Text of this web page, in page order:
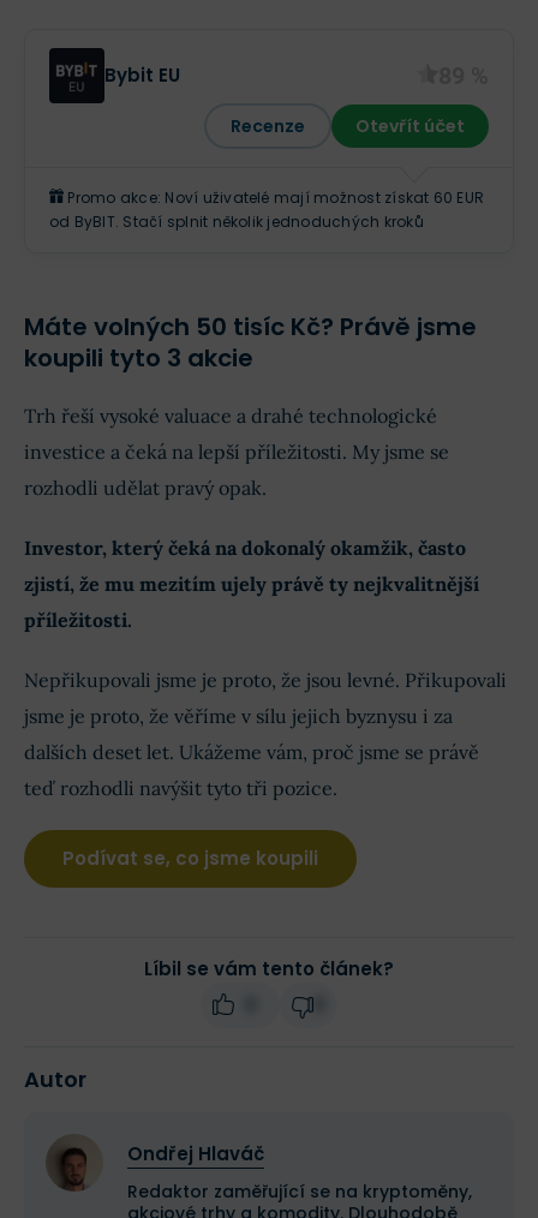
Bybit EU
Recenze Otevřít účet
Promo akce: Noví uživatelé mají možnost získat 60 EUR
od ByBIT. Stačí splnit několik jednoduchých kroků
Máte volných 50 tisíc Kč? Právě jsme
koupili tyto 3 akcie
Trh řeší vysoké valuace a drahé technologické
investice a čeká na lepší příležitosti. My jsme se
rozhodli udělat pravý opak.
Investor, který čeká na dokonalý okamžik, často
zjistí, že mu mezitím ujely právě ty nejkvalitnější
příležitosti.
Nepřikupovali jsme je proto, že jsou levné. Přikupovali
jsme je proto, že věříme v sílu jejich byznysu i za
dalších deset let. Ukážeme vám, proč jsme se právě
teď rozhodli navýšit tyto tři pozice.
Podívat se, co jsme koupili
Líbil se vám tento článek?
Autor
Ondřej Hlaváč
Redaktor zaměřující se na kryptoměny,
akciové trhy a komodity. Dlouhodobě